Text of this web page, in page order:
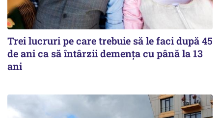
Trei lucruri pe care trebuie să le faci după 45
de ani ca să întârzii demența cu până la 13
ani